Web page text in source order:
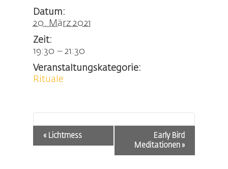
Datum:
20. März 2021
Zeit:
19:30 – 21:30
Veranstaltungskategorie:
Rituale
Veranstaltung-
Navigation
«Lichtmess
Early Bird
Meditationen»